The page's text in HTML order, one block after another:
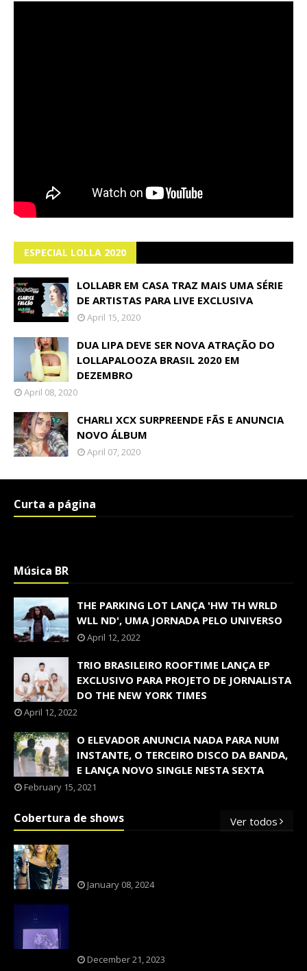
ESPECIAL LOLLA 2020
LOLLABR EM CASA TRAZ MAIS UMA SÉRIE
DE ARTISTAS PARA LIVE EXCLUSIVA
April 15, 2020
DUA LIPA DEVE SER NOVA ATRAÇÃO DO
LOLLAPALOOZA BRASIL 2020 EM
DEZEMBRO
April 08, 2020
CHARLI XCX SURPREENDE FÃS E ANUNCIA
NOVO ÁLBUM
April 07, 2020
Curta a página
Música BR
THE PARKING LOT LANÇA 'HW TH WRLD
WLL ND', UMA JORNADA PELO UNIVERSO
April 12, 2022
TRIO BRASILEIRO ROOFTIME LANÇA EP
EXCLUSIVO PARA PROJETO DE JORNALISTA
DO THE NEW YORK TIMES
April 12, 2022
O ELEVADOR ANUNCIA NADA PARA NUM
INSTANTE, O TERCEIRO DISCO DA BANDA,
E LANÇA NOVO SINGLE NESTA SEXTA
February 15, 2021
Cobertura de shows Ver todos
January 08, 2024
December 21, 2023